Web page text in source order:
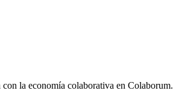
la economía colaborativa en Colaborum.